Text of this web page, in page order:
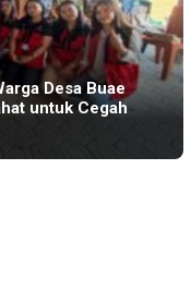
Desa Buae
untuk Cegah